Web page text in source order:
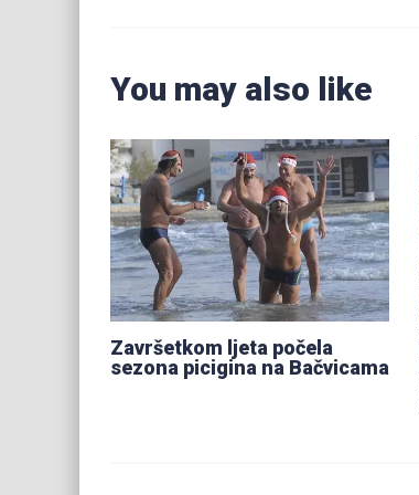
You may also like
Završetkom ljeta počela
sezona picigina na Bačvicama